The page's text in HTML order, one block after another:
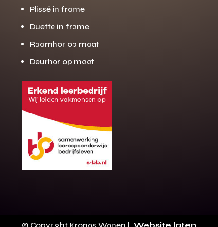
Gratis offerte
op maat?
Binnen 24 uur jouw gratis offerte
10 jaar garantie op de montage
Plissé in frame
Duette in frame
Raamhor op maat
Deurhor op maat
© Copyright Kronos Wonen | Website laten